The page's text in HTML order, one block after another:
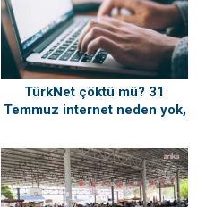
TürkNet çöktü mü? 31
Temmuz internet neden yok,